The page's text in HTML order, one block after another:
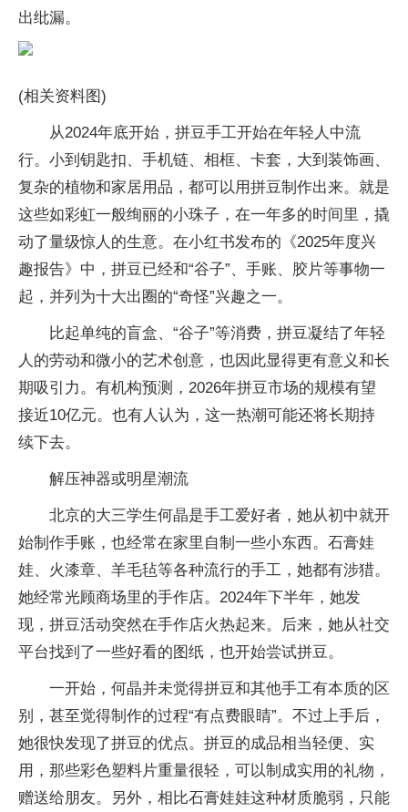
出纰漏。
(相关资料图)
从2024年底开始，拼豆手工开始在年轻人中流
行。小到钥匙扣、手机链、相框、卡套，大到装饰画、
复杂的植物和家居用品，都可以用拼豆制作出来。就是
这些如彩虹一般绚丽的小珠子，在一年多的时间里，撬
动了量级惊人的生意。在小红书发布的《2025年度兴
趣报告》中，拼豆已经和“谷子”、手账、胶片等事物一
起，并列为十大出圈的“奇怪”兴趣之一。
比起单纯的盲盒、“谷子”等消费，拼豆凝结了年轻
人的劳动和微小的艺术创意，也因此显得更有意义和长
期吸引力。有机构预测，2026年拼豆市场的规模有望
接近10亿元。也有人认为，这一热潮可能还将长期持
续下去。
解压神器或明星潮流
北京的大三学生何晶是手工爱好者，她从初中就开
始制作手账，也经常在家里自制一些小东西。石膏娃
娃、火漆章、羊毛毡等各种流行的手工，她都有涉猎。
她经常光顾商场里的手作店。2024年下半年，她发
现，拼豆活动突然在手作店火热起来。后来，她从社交
平台找到了一些好看的图纸，也开始尝试拼豆。
一开始，何晶并未觉得拼豆和其他手工有本质的区
别，甚至觉得制作的过程“有点费眼睛”。不过上手后，
她很快发现了拼豆的优点。拼豆的成品相当轻便、实
用，那些彩色塑料片重量很轻，可以制成实用的礼物，
赠送给朋友。另外，相比石膏娃娃这种材质脆弱，只能